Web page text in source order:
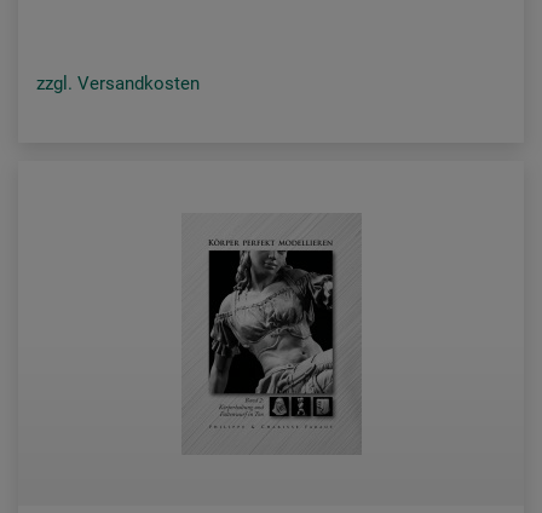
zzgl. Versandkosten